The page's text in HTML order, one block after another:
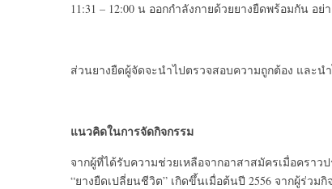
11:31 – 12:00 น ออกกำลังกายด้วยยางยืดพร้อมกัน อย่
ส่วนยางยืดผู้จัดจะนำไปตรวจสอบความถูกต้อง และ
แนวคิดในการจัดกิจกรรม
จากผู้ที่ได้รับความช่วยเหลือจากอาสาสมัครเมื่อคราว
“ยางยืดเปลี่ยนชีวิต” เกิดขึ้นเมื่อต้นปี 2556 จากผู้ร่วม